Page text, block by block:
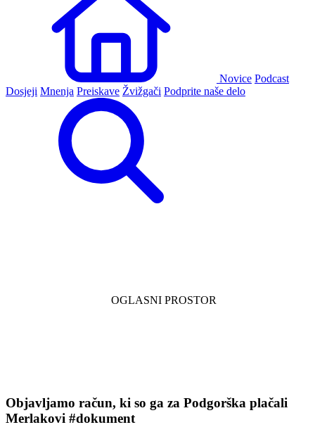
Novice Podcast
Dosjeji Mnenja Preiskave Žvižgači Podprite naše delo
Objavljamo račun, ki so ga za Podgorška plačali
Merlakovi #dokument